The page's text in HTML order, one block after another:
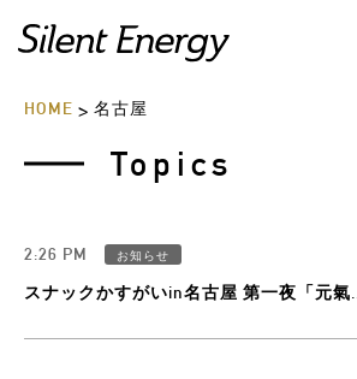
HOME > 名古屋
Topics
2:26 PM お知らせ
スナックかすがいin名古屋 第一夜「元氣...